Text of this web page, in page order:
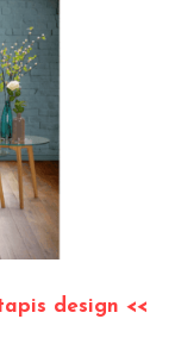
design <<